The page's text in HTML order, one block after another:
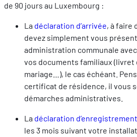
de 90 jours au Luxembourg :
La déclaration d’arrivée, à faire
devez simplement vous
administration communale
vos documents familiaux (livret
mariage…), le cas échéant.
certificat de résidence, il vous
démarches administratives.
La déclaration d’enregistrement
les 3 mois suivant votre